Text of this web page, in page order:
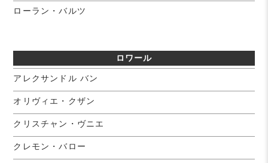
ローラン・バルツ
ロワール
アレクサンドル バン
オリヴィエ・クザン
クリスチャン・ヴニエ
クレモン・バロー